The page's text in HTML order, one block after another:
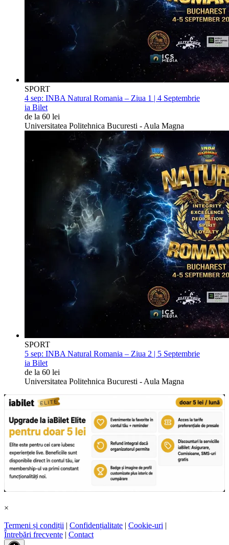
SPORT
4 sep: INBA Natural Romania – Ziua 1 | 4 Septembrie
ia Bilet
de la 60 lei
Universitatea Politehnica Bucuresti - Aula Magna
SPORT
5 sep: INBA Natural Romania – Ziua 2 | 5 Septembrie
ia Bilet
de la 60 lei
Universitatea Politehnica Bucuresti - Aula Magna
×
Termeni și condiții | Confidențialitate | Cookie-uri |
Întrebări frecvente | Contact